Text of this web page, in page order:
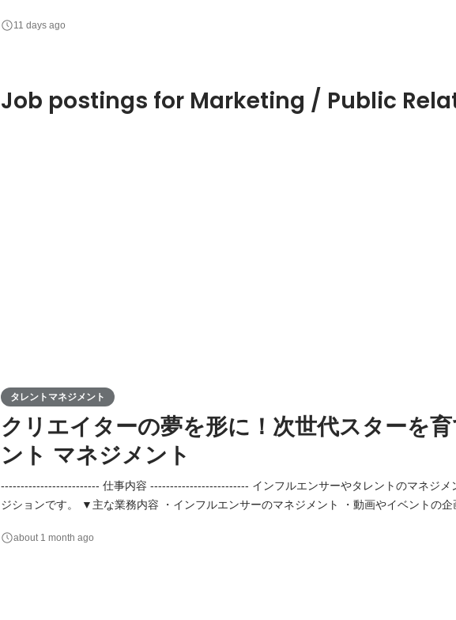
------- スキル・マインド ------------------------- ▼必須要件 ・インフルエンサーやアイドル、
11 days ago
Job postings for Marketing / Public
タレントマネジメント
クリエイターの夢を形に！次世代スターを
ント マネジメント
------------------------- 仕事内容 ------------------------- インフルエンサーやタレントのマネジメ
ジションです。 ▼主な業務内容 ・インフルエンサーのマネジメント ・動画やイベントの企
-- ▼必須要件 ・インフルエンサーやアイドル、SNSが大好き ▼歓迎経験 ・インフルエンサーやタレントのマネ
about 1 month ago